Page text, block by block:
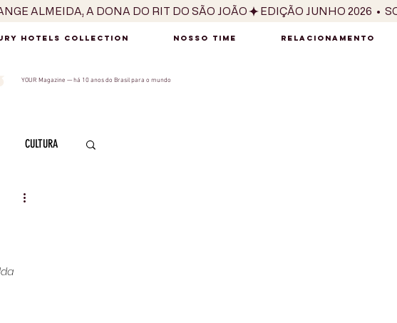
HOTELS COLLECTION NOSSO TIME RELACIONAMENTO
YOUR Magazine — há 10 anos do Brasil para o mundo
CULTURA